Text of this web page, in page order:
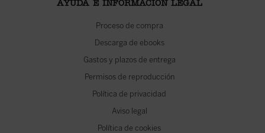
AYUDA E INFORMACIÓN LEGAL
Proceso de compra
Descarga de ebooks
Gastos y plazos de entrega
Permisos de reproducción
Política de privacidad
Aviso legal
Política de cookies